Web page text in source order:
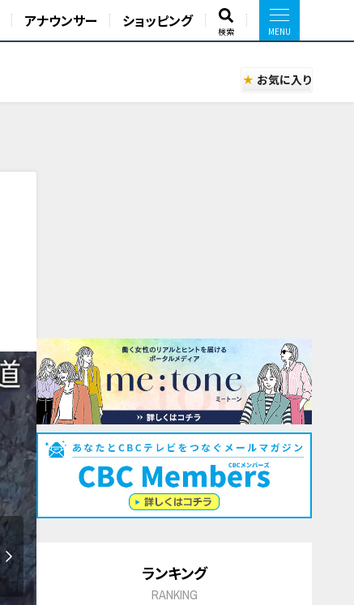
アナウンサー ショッピング
検索
お気に入り
ランキング
RANKING